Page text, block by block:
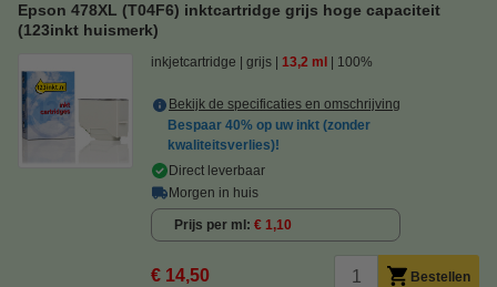
Epson 478XL (T04F6) inktcartridge grijs hoge capaciteit
(123inkt huismerk)
inkjetcartridge grijs 13,2 ml 100%
Bekijk de specificaties en omschrijving
Bespaar 40% op uw inkt (zonder
kwaliteitsverlies)!
Direct leverbaar
Morgen in huis
Prijs per ml € 1,10
€ 14,50 Bestellen